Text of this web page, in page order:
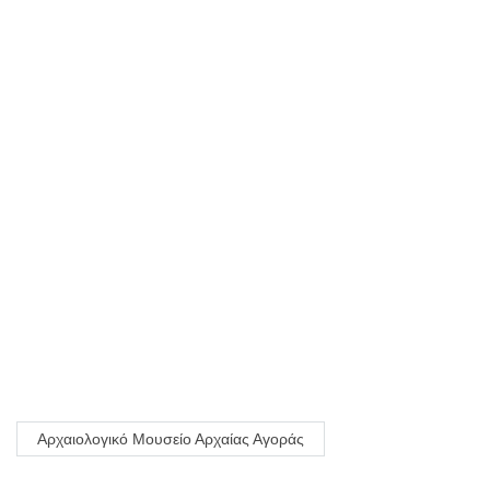
Αρχαιολογικό Μουσείο Αρχαίας Αγοράς